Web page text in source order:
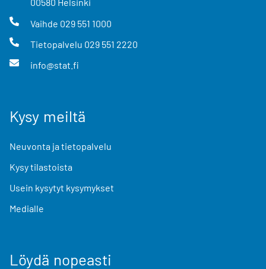
00580 Helsinki
Vaihde 029 551 1000
Tietopalvelu 029 551 2220
info@stat.fi
Kysy meiltä
Neuvonta ja tietopalvelu
Kysy tilastoista
Usein kysytyt kysymykset
Medialle
Löydä nopeasti